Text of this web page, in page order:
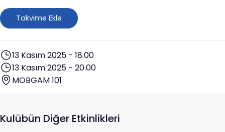
Takvime Ekle
13 Kasım 2025 - 18.00
13 Kasım 2025 - 20.00
MOBGAM 101
Kulübün Diğer Etkinlikleri